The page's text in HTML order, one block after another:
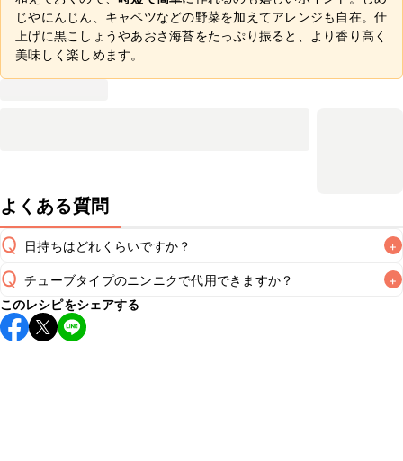
じやにんじん、キャベツなどの野菜を加えてアレンジも自在。仕
上げに黒こしょうやあおさ海苔をたっぷり振ると、より香り高く
美味しく楽しめます。
よくある質問
Q 日持ちはどれくらいですか？ +
A
保存期間は冷蔵で翌日中が目安です。なるべくお早めにお召
し上がりください。
※日持ちは目安です。
Q チューブタイプのニンニクで代用できますか？ +
A
チューブタイプのニンニクを使用してもお作りいただけま
す。小さじ1/2を目安に加え、お好みの風味になるようご調節
このレシピをシェアする